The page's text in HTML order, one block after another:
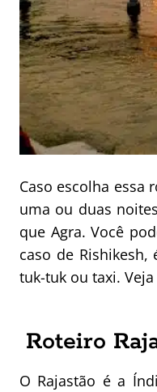
Caso escolha essa
uma ou duas
que Agra. Você
caso de
tuk-tuk ou taxi.
Roteiro
O Rajastão é a